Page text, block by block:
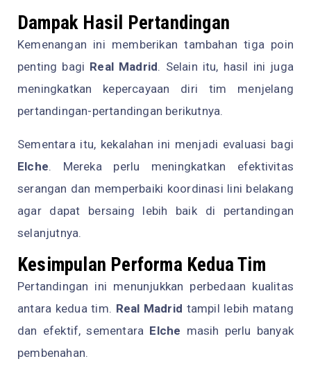
Dampak Hasil Pertandingan
Kemenangan ini memberikan tambahan tiga poin
penting bagi Real Madrid. Selain itu, hasil ini juga
meningkatkan kepercayaan diri tim menjelang
pertandingan-pertandingan berikutnya.
Sementara itu, kekalahan ini menjadi evaluasi bagi
Elche. Mereka perlu meningkatkan efektivitas
serangan dan memperbaiki koordinasi lini belakang
agar dapat bersaing lebih baik di pertandingan
selanjutnya.
Kesimpulan Performa Kedua Tim
Pertandingan ini menunjukkan perbedaan kualitas
antara kedua tim. Real Madrid tampil lebih matang
dan efektif, sementara Elche masih perlu banyak
pembenahan.